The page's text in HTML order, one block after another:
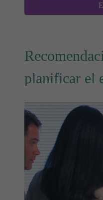
planificar el